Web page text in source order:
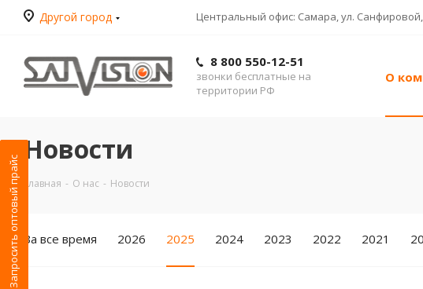
Другой город Центральный офис: Самара, ул. Санфировой,
8 800 550-12-51
звонки бесплатные на
территории РФ
О
Новости
Главная - О нас - Новости
За все время 2026 2025 2024 2023 2022 2021
Запросить оптовый прайс